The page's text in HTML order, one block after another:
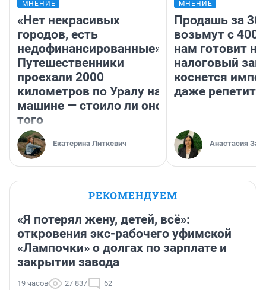
МНЕНИЕ
«Нет некрасивых
городов, есть
недофинансированные».
Путешественники
проехали 2000
километров по Уралу на
машине — стоило ли оно
того
Екатерина Литкевич
МНЕНИЕ
Продашь за
возьмут с
нам готовит
налоговый
коснется
даже
Анастасия
РЕКОМЕНДУЕМ
«Я потерял жену, детей, всё»:
откровения экс-рабочего уфимской
«Лампочки» о долгах по зарплате и
закрытии завода
19 часов 27 837 62